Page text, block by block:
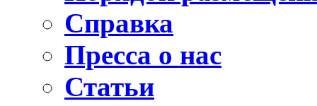
Справка
Пресса о нас
Статьи